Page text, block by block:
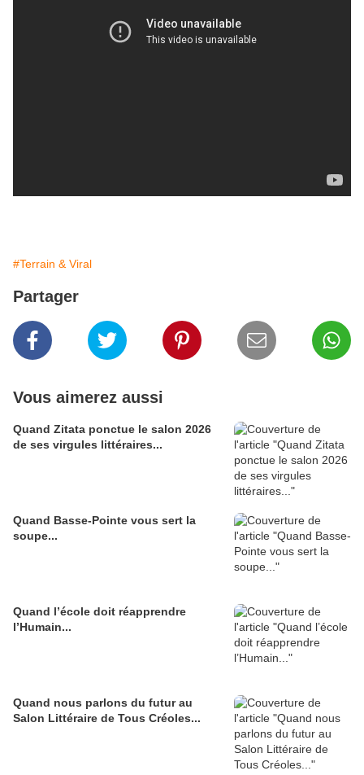
#Terrain & Viral
Partager
Vous aimerez aussi
Quand Zitata ponctue le salon 2026
de ses virgules littéraires...
Quand Basse-Pointe vous sert la
soupe...
Quand l’école doit réapprendre
l’Humain...
Quand nous parlons du futur au
Salon Littéraire de Tous Créoles...